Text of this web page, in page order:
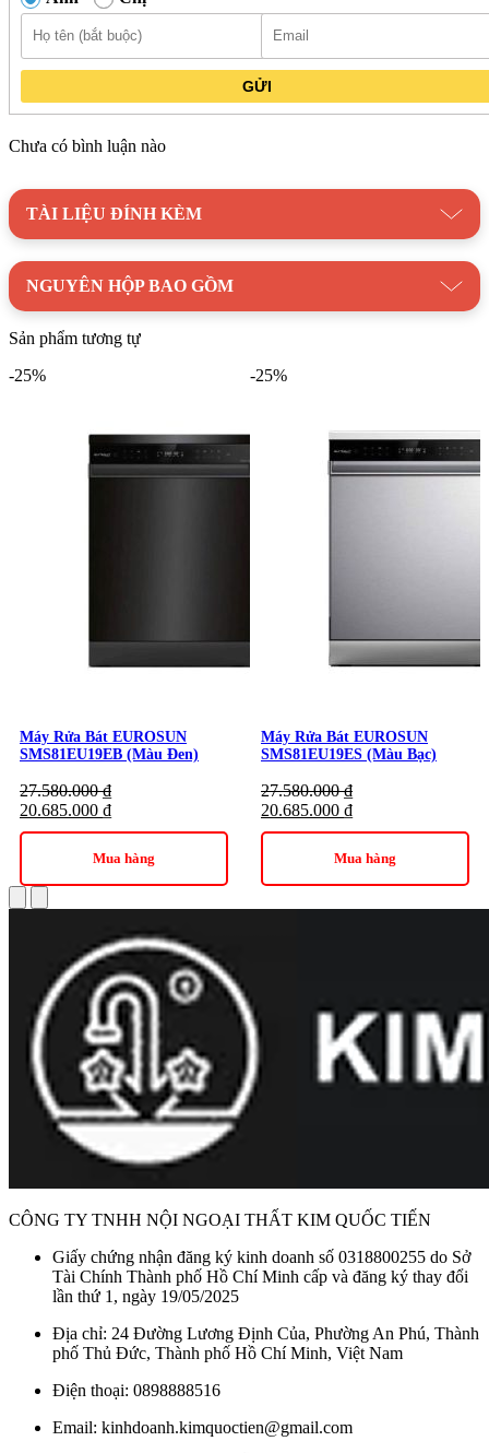
Tiêu chuẩn chỉ số hiệu quả sấy Khô: Drying efficiency class
A+
Điện áp: 220-240V /~ 50Hz
Mức tiêu thụ điện năng: Khoảng 0.66Kwh/ lần rửa
Mức tiêu thụ nước: Khoảng 5.4 – 9.0 lít/ lần rửa
Kích thước sản phẩm: 598R x 598S x 820-850C
Kích thước khoét âm tủ: 605R x 605S x 825- 855C
GỬI
Chưa có bình luận nào
TÀI LIỆU ĐÍNH KÈM
NGUYÊN HỘP BAO GỒM
Sản phẩm tương tự
-25%
Máy Rửa Bát EUROSUN
SMS81EU19EB (Màu Đen)
27.580.000₫
20.685.000 ₫
Mua hàng
-25%
Máy Rửa Bát EUROSUN
SMS81EU19ES (Màu Bạc)
27.580.000₫
20.685.000 ₫
Mua hàng
CÔNG TY TNHH NỘI NGOẠI THẤT KIM QUỐC TIẾN
Giấy chứng nhận đăng ký kinh doanh số 0318800255 do Sở
Tài Chính Thành phố Hồ Chí Minh cấp và đăng ký thay đổi
lần thứ 1, ngày 19/05/2025
Địa chỉ: 24 Đường Lương Định Của, Phường An Phú, Thành
phố Thủ Đức, Thành phố Hồ Chí Minh, Việt Nam
Điện thoại: 0898888516
Email: kinhdoanh.kimquoctien@gmail.com